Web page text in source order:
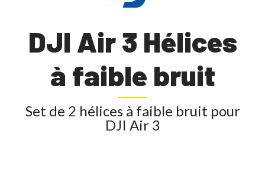
DJI Air 3 Hélices
à faible bruit
Set de 2 hélices à faible bruit pour
DJI Air 3